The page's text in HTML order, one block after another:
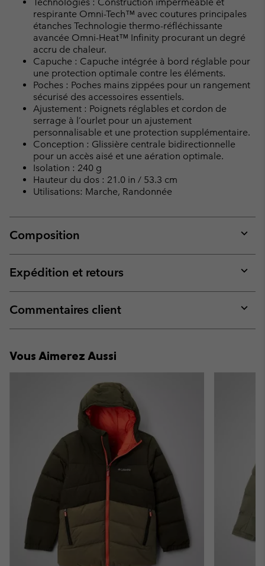
respirante Omni-Tech™ avec coutures principales
étanches Technologie thermo-réfléchissante
avancée Omni-Heat™ Infinity procurant un degré
accru de chaleur.
Capuche : Capuche intégrée à bord réglable pour
une protection optimale contre les éléments.
Poches : Poches mains zippées pour un rangement
sécurisé des accessoires essentiels.
Ajustement : Poignets réglables et cordon de
serrage à l’ourlet pour un ajustement
personnalisable et une protection supplémentaire.
Conception : Glissière centrale bidirectionnelle
pour un accès aisé et une aération optimale.
Isolation : 240 g
Hauteur du dos : 21.0 in / 53.3 cm
Utilisations: Marche, Randonnée
Composition
or
Expédition et retours
or
Commentaires client
or
Vous Aimerez Aussi